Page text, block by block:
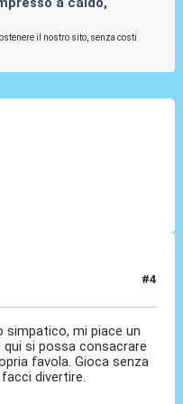
il nostro sito, senza costi
#4
simpatico, mi piace un
si possa consacrare
favola. Gioca senza
divertire.